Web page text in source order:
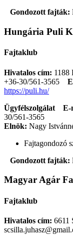
Gondozott fajták:
Hungária Puli
Fajtaklub
Hivatalos cím: 1188
+36-30/561-3565
https://puli.hu/
Ügyfélszolgálat
E-
30/561-3565
Elnök: Nagy
Fajtagondozó
Gondozott fajták:
Magyar Agár
Fajtaklub
Hivatalos cím: 6611